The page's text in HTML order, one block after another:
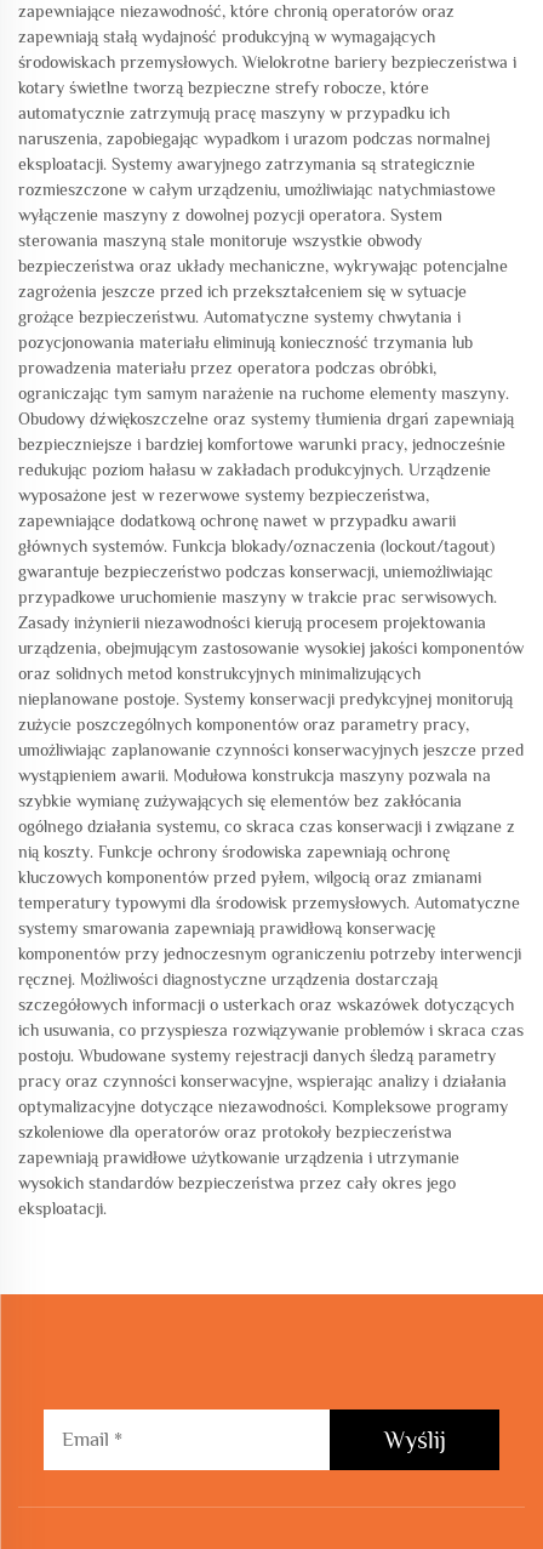
zapewniające niezawodność, które chronią operatorów oraz
zapewniają stałą wydajność produkcyjną w wymagających
środowiskach przemysłowych. Wielokrotne bariery bezpieczeństwa i
kotary świetlne tworzą bezpieczne strefy robocze, które
automatycznie zatrzymują pracę maszyny w przypadku ich
naruszenia, zapobiegając wypadkom i urazom podczas normalnej
eksploatacji. Systemy awaryjnego zatrzymania są strategicznie
rozmieszczone w całym urządzeniu, umożliwiając natychmiastowe
wyłączenie maszyny z dowolnej pozycji operatora. System
sterowania maszyną stale monitoruje wszystkie obwody
bezpieczeństwa oraz układy mechaniczne, wykrywając potencjalne
zagrożenia jeszcze przed ich przekształceniem się w sytuacje
grożące bezpieczeństwu. Automatyczne systemy chwytania i
pozycjonowania materiału eliminują konieczność trzymania lub
prowadzenia materiału przez operatora podczas obróbki,
ograniczając tym samym narażenie na ruchome elementy maszyny.
Obudowy dźwiękoszczelne oraz systemy tłumienia drgań zapewniają
bezpieczniejsze i bardziej komfortowe warunki pracy, jednocześnie
redukując poziom hałasu w zakładach produkcyjnych. Urządzenie
wyposażone jest w rezerwowe systemy bezpieczeństwa,
zapewniające dodatkową ochronę nawet w przypadku awarii
głównych systemów. Funkcja blokady/oznaczenia (lockout/tagout)
gwarantuje bezpieczeństwo podczas konserwacji, uniemożliwiając
przypadkowe uruchomienie maszyny w trakcie prac serwisowych.
Zasady inżynierii niezawodności kierują procesem projektowania
urządzenia, obejmującym zastosowanie wysokiej jakości komponentów
oraz solidnych metod konstrukcyjnych minimalizujących
nieplanowane postoje. Systemy konserwacji predykcyjnej monitorują
zużycie poszczególnych komponentów oraz parametry pracy,
umożliwiając zaplanowanie czynności konserwacyjnych jeszcze przed
wystąpieniem awarii. Modułowa konstrukcja maszyny pozwala na
szybkie wymianę zużywających się elementów bez zakłócania
ogólnego działania systemu, co skraca czas konserwacji i związane z
nią koszty. Funkcje ochrony środowiska zapewniają ochronę
kluczowych komponentów przed pyłem, wilgocią oraz zmianami
temperatury typowymi dla środowisk przemysłowych. Automatyczne
systemy smarowania zapewniają prawidłową konserwację
komponentów przy jednoczesnym ograniczeniu potrzeby interwencji
ręcznej. Możliwości diagnostyczne urządzenia dostarczają
szczegółowych informacji o usterkach oraz wskazówek dotyczących
ich usuwania, co przyspiesza rozwiązywanie problemów i skraca czas
postoju. Wbudowane systemy rejestracji danych śledzą parametry
pracy oraz czynności konserwacyjne, wspierając analizy i działania
optymalizacyjne dotyczące niezawodności. Kompleksowe programy
szkoleniowe dla operatorów oraz protokoły bezpieczeństwa
zapewniają prawidłowe użytkowanie urządzenia i utrzymanie
wysokich standardów bezpieczeństwa przez cały okres jego
eksploatacji.
Wyślij